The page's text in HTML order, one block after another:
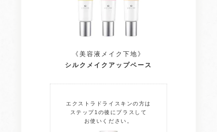
《美容液メイク下地》
シルクメイクアップベース
エクストラドライスキンの方は
ステップ1の後にプラスして
お使いください。